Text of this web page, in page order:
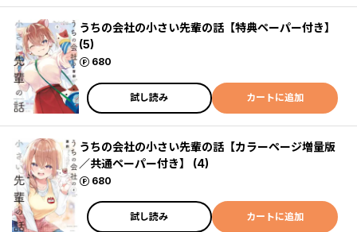
うちの会社の小さい先輩の話【特典ペーパー付き】
(5)
680
ポイント
試し読み カートに追加
うちの会社の小さい先輩の話【カラーページ増量版
／共通ペーパー付き】 (4)
680
ポイント
試し読み カートに追加